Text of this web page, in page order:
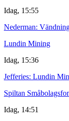
Idag, 15:55
Nederman:
Lundin Mining
Idag, 15:36
Jefferies: Lundin
Spiltan
Idag, 14:51